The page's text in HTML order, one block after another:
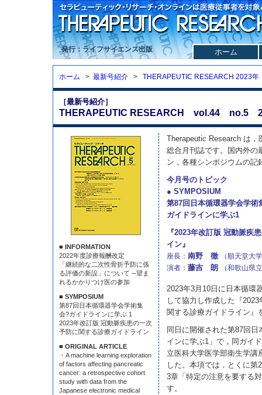
発行：ライフサイエンス出版 ホーム
ホーム > 最新号紹介 > THERAPEUTIC RESEARCH 2023年
［最新号紹介］
THERAPEUTIC RESEARCH vol.44 no.5
■ INFORMATION
2022年度診療報酬改定
「継続的な二次性骨折予防に係
る評価の新設」について ─望ま
れるかかりつけ医の参加
■ SYMPOSIUM
第87回日本循環器学会学術集
会?ガイドラインに学ぶ 1
2023年改訂版 冠動脈疾患の一次
予防に関する診療ガイドライン
■ ORIGINAL ARTICLE
・A machine learning exploration
of factors affecting pancreatic
cancer: a retrospective cohort
study with data from the
Japanese electronic medical
Therapeutic Research は
総合月刊誌です。国内外の
ン，各種シンポジウムの記
今月号のトピック
● SYMPOSIUM
第87回日本循環器学会学術
ガイドラインに学ぶ1
『2023年改訂版 冠動脈疾
イン』
座長： 南野 徹
（順天堂大
演者： 藤吉 朗 （和歌山県
2023年3月10日に日本循環
して協力し作成した『
関する診療ガイドライン』
同日に開催された第87回
インに学ぶ1」で，同ガイ
立医科大学医学部衛生学講
した。本項では，とくに第
3章「特定の注意を要する
す。